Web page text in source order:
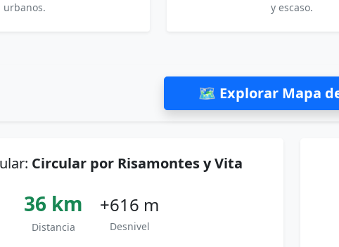
urbanos.
y escaso.
🗺 Explorar Mapa
Circular por Risamontes y Vita
36 km
Distancia
+616 m
Desnivel